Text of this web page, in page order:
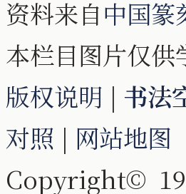
资料来自中国篆
本栏目图片仅
版权说明 | 书法
对照 | 网站地图
Copyright©